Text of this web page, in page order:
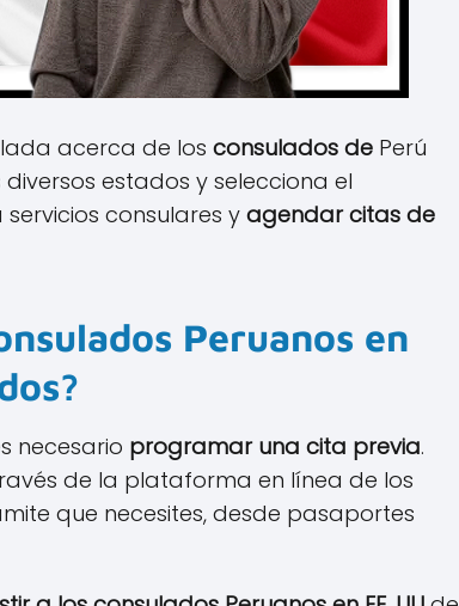
acerca de los consulados de Perú
diversos estados y selecciona el
consulares y agendar citas de
Peruanos en
necesario programar una cita previa.
de la plataforma en línea de los
que necesites, desde pasaportes